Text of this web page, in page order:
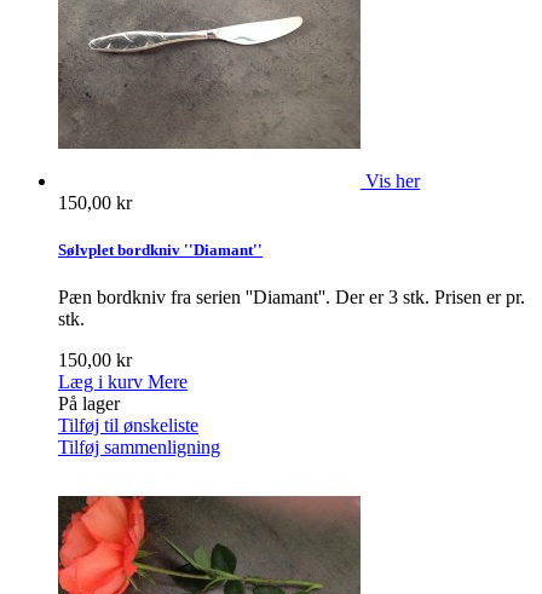
Vis her
150,00 kr
Sølvplet bordkniv ''Diamant''
Pæn bordkniv fra serien ''Diamant''. Der er 3 stk. Prisen er pr.
stk.
150,00 kr
Læg i kurv Mere
På lager
Tilføj til ønskeliste
Tilføj sammenligning